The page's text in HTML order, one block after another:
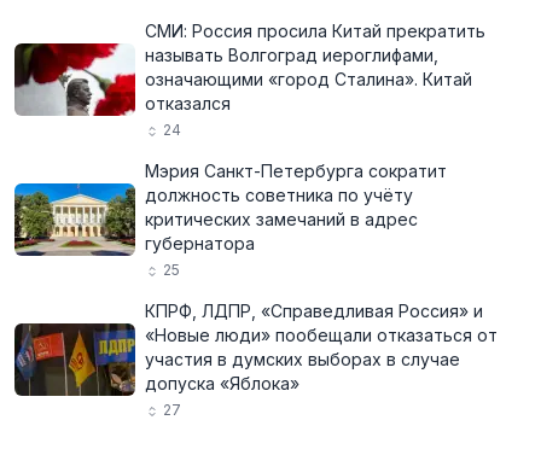
СМИ: Россия просила Китай прекратить
называть Волгоград иероглифами,
означающими «город Сталина». Китай
отказался
24
Мэрия Санкт-Петербурга сократит
должность советника по учёту
критических замечаний в адрес
губернатора
25
КПРФ, ЛДПР, «Справедливая Россия» и
«Новые люди» пообещали отказаться от
участия в думских выборах в случае
допуска «Яблока»
27